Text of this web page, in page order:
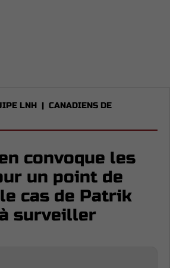
LNH | CANADIENS DE
convoque les
un point de
cas de Patrik
surveiller